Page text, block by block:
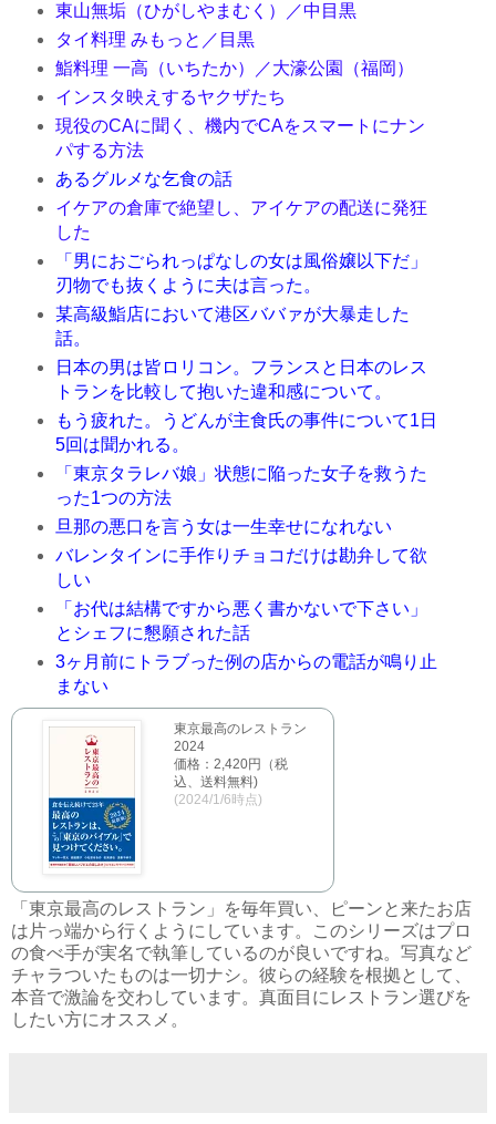
東山無垢（ひがしやまむく）／中目黒
タイ料理 みもっと／目黒
鮨料理 一高（いちたか）／大濠公園（福岡）
インスタ映えするヤクザたち
現役のCAに聞く、機内でCAをスマートにナン
パする方法
あるグルメな乞食の話
イケアの倉庫で絶望し、アイケアの配送に発狂
した
「男におごられっぱなしの女は風俗嬢以下だ」
刃物でも抜くように夫は言った。
某高級鮨店において港区ババァが大暴走した
話。
日本の男は皆ロリコン。フランスと日本のレス
トランを比較して抱いた違和感について。
もう疲れた。うどんが主食氏の事件について1日
5回は聞かれる。
「東京タラレバ娘」状態に陥った女子を救うた
った1つの方法
旦那の悪口を言う女は一生幸せになれない
バレンタインに手作りチョコだけは勘弁して欲
しい
「お代は結構ですから悪く書かないで下さい」
とシェフに懇願された話
3ヶ月前にトラブった例の店からの電話が鳴り止
まない
東京最高のレストラン
2024
価格：2,420円（税
込、送料無料)
(2024/1/6時点)
「東京最高のレストラン」を毎年買い、ピーンと来たお店
は片っ端から行くようにしています。このシリーズはプロ
の食べ手が実名で執筆しているのが良いですね。写真など
チャラついたものは一切ナシ。彼らの経験を根拠として、
本音で激論を交わしています。真面目にレストラン選びを
したい方にオススメ。